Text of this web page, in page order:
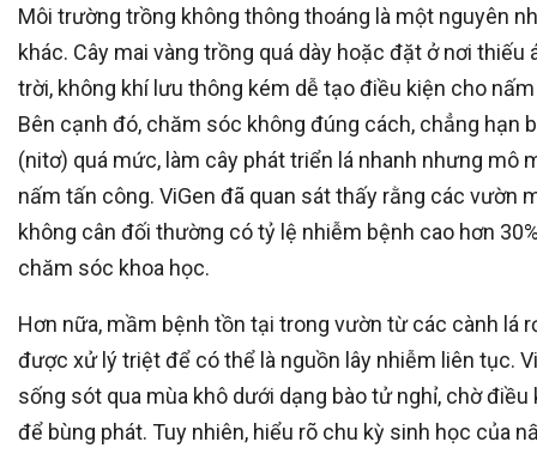
Môi trường trồng không thông thoáng là một nguyên
khác. Cây mai vàng trồng quá dày hoặc đặt ở nơi thiếu
trời, không khí lưu thông kém dễ tạo điều kiện cho
Bên cạnh đó, chăm sóc không đúng cách, chẳng hạn
(nitơ) quá mức, làm cây phát triển lá nhanh nhưng mô
nấm tấn công. ViGen đã quan sát thấy rằng các vườn
không cân đối thường có tỷ lệ nhiễm bệnh cao hơn
chăm sóc khoa học.
Hơn nữa, mầm bệnh tồn tại trong vườn từ các cành lá
được xử lý triệt để có thể là nguồn lây nhiễm liên tục.
sống sót qua mùa khô dưới dạng bào tử nghỉ, chờ điều
để bùng phát. Tuy nhiên, hiểu rõ chu kỳ sinh học của